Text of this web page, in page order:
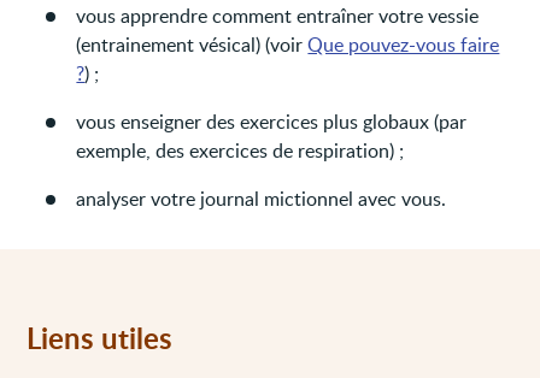
vous apprendre comment entraîner votre vessie
(entrainement vésical) (voirQue pouvez-vous faire
?) ;
vous enseigner des exercices plus globaux (par
exemple, des exercices de respiration) ;
analyser votre journal mictionnel avec vous.
Liens utiles